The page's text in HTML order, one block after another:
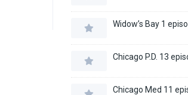
Widow’s Bay 1
Chicago P.D. 13
Chicago Med 11